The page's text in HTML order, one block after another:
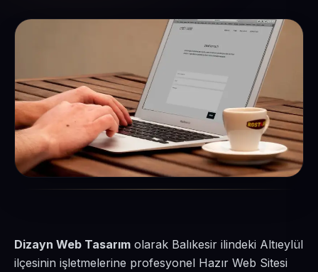
Dizayn Web Tasarım olarak Balıkesir ilindeki Altıeylül
ilçesinin işletmelerine profesyonel Hazır Web Sitesi